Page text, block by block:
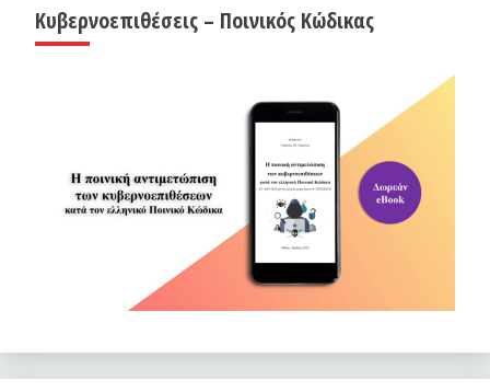
Κυβερνοεπιθέσεις – Ποινικός Κώδικας